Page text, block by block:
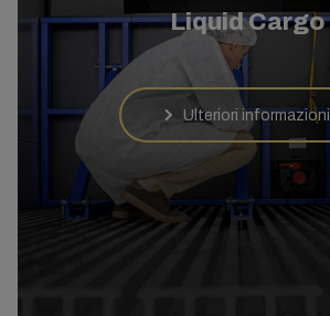
Liquid Cargo
Ulteriori informazioni